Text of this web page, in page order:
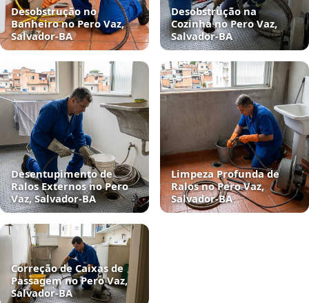
Desobstrução no
Banheiro no Pero Vaz,
Salvador‑BA
Desobstrução na
Cozinha no Pero Vaz,
Salvador‑BA
Desentupimento de
Ralos Externos no Pero
Vaz, Salvador‑BA
Limpeza Profunda de
Ralos no Pero Vaz,
Salvador‑BA
Correção de Caixas de
Passagem no Pero Vaz,
Salvador‑BA